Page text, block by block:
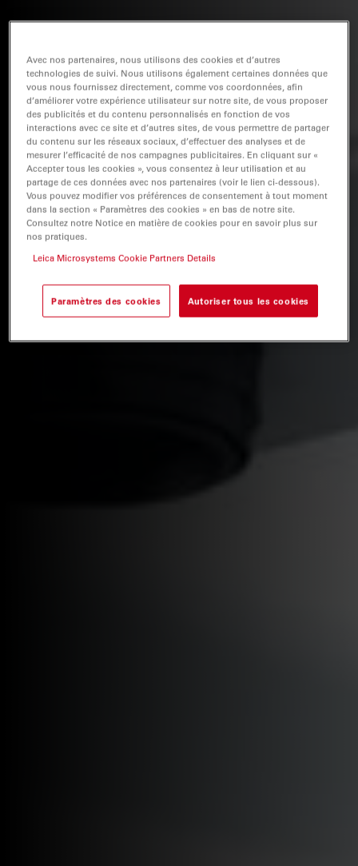
Avec nos partenaires, nous utilisons des cookies et d’autres
technologies de suivi. Nous utilisons également certaines données que
vous nous fournissez directement, comme vos coordonnées, afin
d’améliorer votre expérience utilisateur sur notre site, de vous proposer
des publicités et du contenu personnalisés en fonction de vos
interactions avec ce site et d’autres sites, de vous permettre de partager
du contenu sur les réseaux sociaux, d’effectuer des analyses et de
mesurer l’efficacité de nos campagnes publicitaires. En cliquant sur «
Accepter tous les cookies », vous consentez à leur utilisation et au
partage de ces données avec nos partenaires (voir le lien ci-dessous).
Vous pouvez modifier vos préférences de consentement à tout moment
dans la section « Paramètres des cookies » en bas de notre site.
Consultez notre Notice en matière de cookies pour en savoir plus sur
nos pratiques.
Leica Microsystems Cookie Partners Details
Paramètres des cookies Autoriser tous les cookies